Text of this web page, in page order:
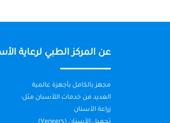
عن المركز الطبي لرعاية
مجهز بالكامل بأجهزة عالمية
العديد من خدمات اللأسنان مثل:
زراعة الأسنان